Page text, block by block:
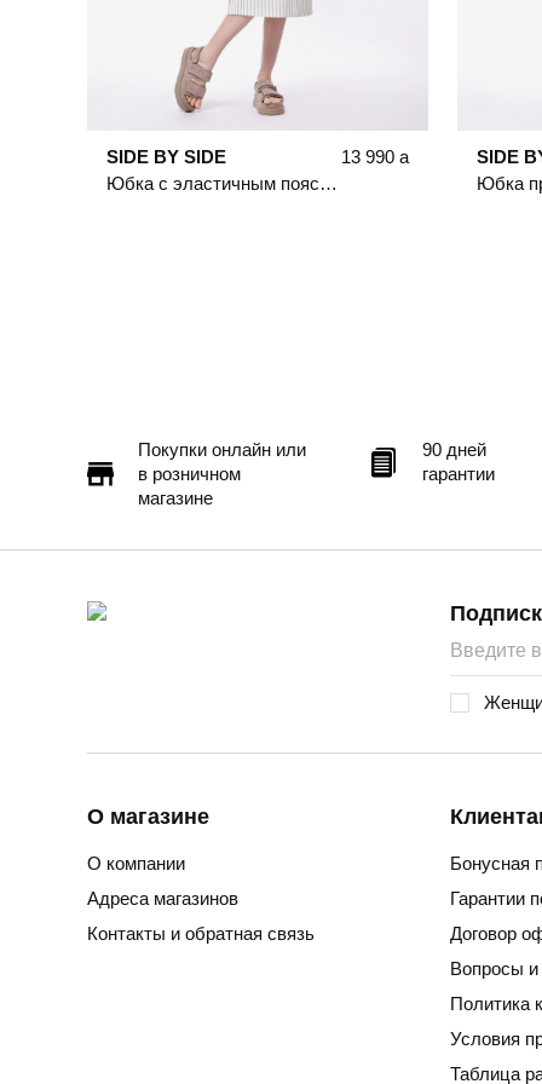
SIDE BY SIDE
Юбка с эластичным поясом в полоску
13 990 a
SIDE
Покупки онлайн или
в розничном
магазине
90 дней
гарантии
О магазине
О компании
Адреса магазинов
Контакты и обратная связь
Бонусная
Гарантии
Договор
Вопросы и
Политика
Условия
Таблица